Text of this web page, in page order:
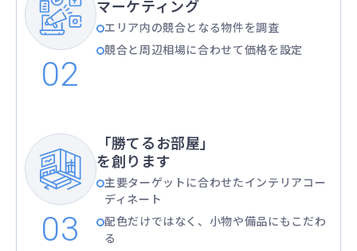
マーケティング
エリア内の競合となる物件を調査
競合と周辺相場に合わせて価格を設定
「勝てるお部屋」
を創ります
主要ターゲットに合わせたインテリアコー
ディネート
配色だけではなく、小物や備品にもこだわ
る